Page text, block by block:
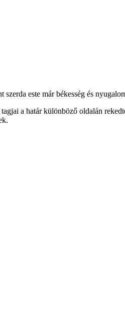
este már békesség és
a határ különböző oldalán